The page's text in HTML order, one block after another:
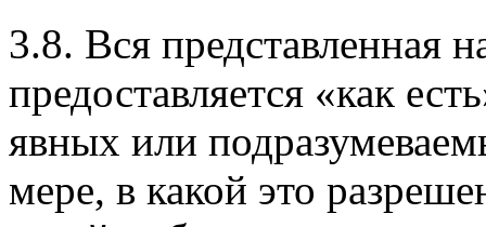
3.8. Вся представленная
предоставляется «как
явных или
мере, в какой это